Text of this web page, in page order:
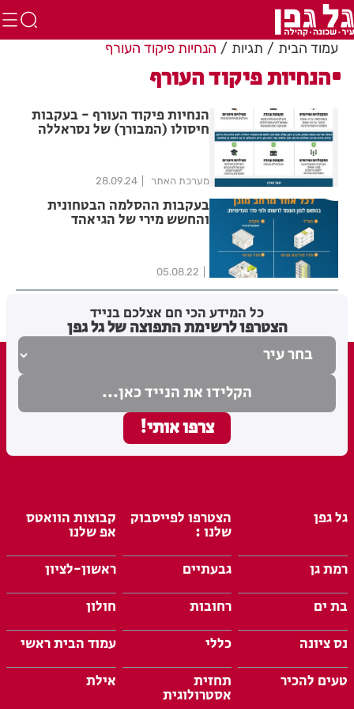
עמוד הבית תגיות הנחיות פיקוד העורף
הנחיות פיקוד העורף
הנחיות פיקוד העורף - בעקבות
חיסולו (המבורך) של נסראללה
מערכת האתר 28.09.24
בעקבות ההסלמה הבטחונית
והחשש מירי של הגיאהד
05.08.22
כל המידע הכי חם אצלכם בנייד
הצטרפו לרשימת התפוצה של גל גפן
גל גפן הצטרפו לפייסבוק
שלנו :
קבוצות הוואטס
אפ שלנו
רמת גן
גבעתיים
ראשון-לציון
בת ים
רחובות
חולון
נס ציונה
כללי
עמוד הבית ראשי
טעים להכיר
תחזית
אסטרולוגית
אילת